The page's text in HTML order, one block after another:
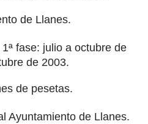
de Llanes.
fase: julio a octubre de
de 2003.
de pesetas.
Ayuntamiento de Llanes.